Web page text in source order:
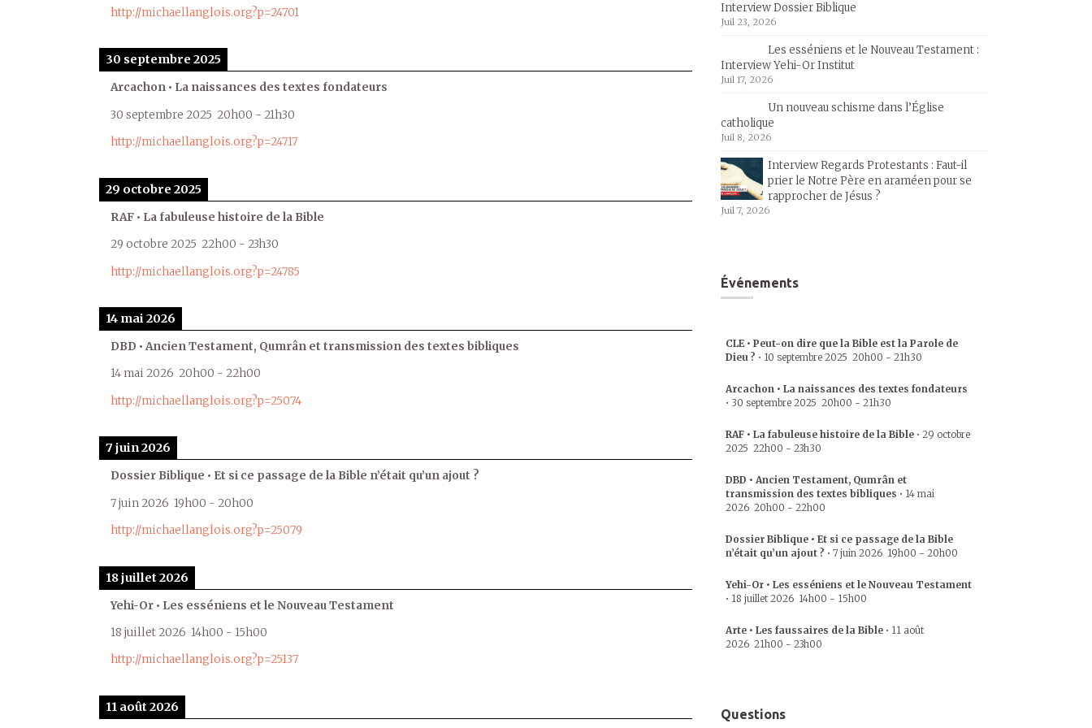
http://michaellanglois.org?p=24701
30 septembre 2025
Arcachon • La naissances des textes fondateurs
30 septembre 2025 20h00 - 21h30
http://michaellanglois.org?p=24717
29 octobre 2025
RAF • La fabuleuse histoire de la Bible
29 octobre 2025 22h00 - 23h30
http://michaellanglois.org?p=24785
14 mai 2026
DBD • Ancien Testament, Qumrân et transmission des textes bibliques
14 mai 2026 20h00 - 22h00
http://michaellanglois.org?p=25074
7 juin 2026
Dossier Biblique • Et si ce passage de la Bible n’était qu’un ajout ?
7 juin 2026 19h00 - 20h00
http://michaellanglois.org?p=25079
18 juillet 2026
Yehi-Or • Les esséniens et le Nouveau Testament
18 juillet 2026 14h00 - 15h00
http://michaellanglois.org?p=25137
11 août 2026
Interview Dossier Biblique
Juil 23, 2026
Les esséniens et le Nouveau Testament :
Interview Yehi-Or Institut
Juil 17, 2026
Un nouveau schisme dans l’Église
catholique
Juil 8, 2026
Interview Regards Protestants : Faut-il
prier le Notre Père en araméen pour se
rapprocher de Jésus ?
Juil 7, 2026
Événements
CLE • Peut-on dire que la Bible est la Parole de
Dieu ? • 10 septembre 2025 20h00 - 21h30
Arcachon • La naissances des textes fondateurs
• 30 septembre 2025 20h00 - 21h30
RAF • La fabuleuse histoire de la Bible • 29 octobre
2025 22h00 - 23h30
DBD • Ancien Testament, Qumrân et
transmission des textes bibliques • 14 mai
2026 20h00 - 22h00
Dossier Biblique • Et si ce passage de la Bible
n’était qu’un ajout ? • 7 juin 2026 19h00 - 20h00
Yehi-Or • Les esséniens et le Nouveau Testament
• 18 juillet 2026 14h00 - 15h00
Arte • Les faussaires de la Bible • 11 août
2026 21h00 - 23h00
Questions